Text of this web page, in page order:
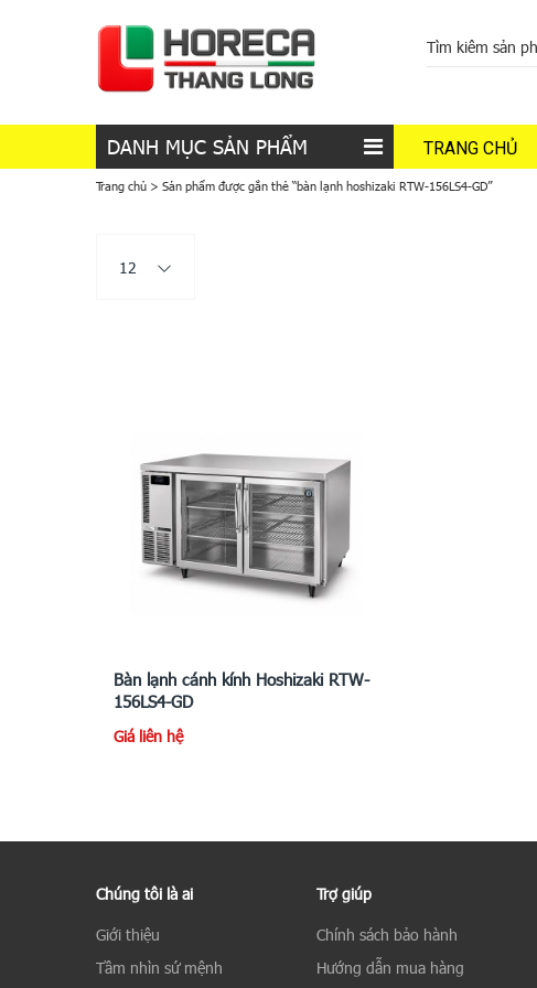
DANH MỤC SẢN PHẨM TRANG CHỦ
Trang chủ > Sản phẩm được gắn thẻ “bàn lạnh hoshizaki RTW-156LS4-GD”
12
Bàn lạnh cánh kính Hoshizaki RTW-
156LS4-GD
Giá liên hệ
Chúng tôi là ai
Giới thiệu
Tầm nhìn sứ mệnh
Trợ giúp
Chính sách bảo hành
Hướng dẫn mua hàng